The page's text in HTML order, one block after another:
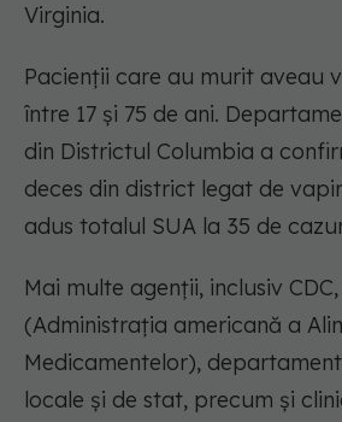
Virginia.
Pacienții care au murit aveau
între 17 și 75 de ani.
din Districtul Columbia a
deces din district legat de
adus totalul SUA la 35 de
Mai multe agenții, inclusiv
(Administrația americană a
Medicamentelor),
locale și de stat, precum și